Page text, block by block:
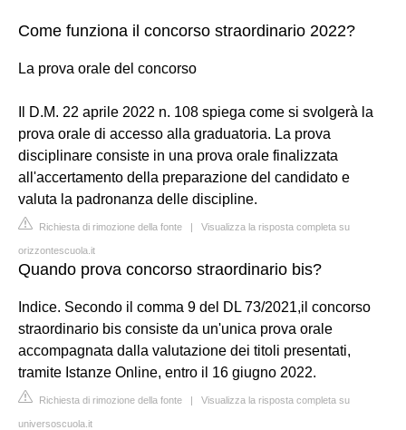
Come funziona il concorso straordinario 2022?
La prova orale del concorso
Il D.M. 22 aprile 2022 n. 108 spiega come si svolgerà la
prova orale di accesso alla graduatoria. La prova
disciplinare consiste in una prova orale finalizzata
all'accertamento della preparazione del candidato e
valuta la padronanza delle discipline.
Richiesta di rimozione della fonte | Visualizza la risposta completa su
orizzontescuola.it
Quando prova concorso straordinario bis?
Indice. Secondo il comma 9 del DL 73/2021,il concorso
straordinario bis consiste da un'unica prova orale
accompagnata dalla valutazione dei titoli presentati,
tramite Istanze Online, entro il 16 giugno 2022.
Richiesta di rimozione della fonte | Visualizza la risposta completa su
universoscuola.it